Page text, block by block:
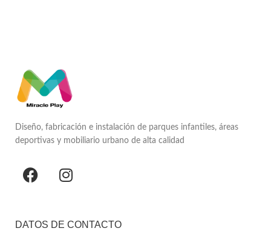
Diseño, fabricación e instalación de parques infantiles, áreas
deportivas y mobiliario urbano de alta calidad
DATOS DE CONTACTO